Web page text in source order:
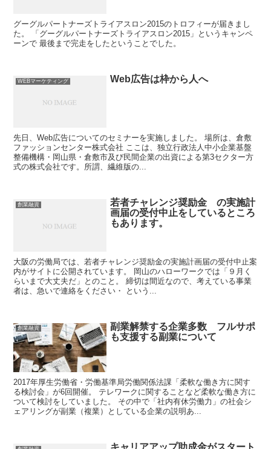
グーグルパートナーズトライアスロン2015のトロフィーが届きまし
た。 「グーグルパートナーズトライアスロン2015」というキャンペ
ーンで 最後まで完走をしたということでした。
WEBマーケティング Web広告は枠から人へ
先日、Web広告についてのセミナーを実施しました。 場所は、倉敷
ファッションセンター株式会社 ここは、独立行政法人中小企業基盤
整備機構・岡山県・倉敷市及び民間企業の出資による第3セクター方
式の株式会社です。所謂、繊維版の...
創業融資
若者チャレンジ奨励金 の実施計
画届の受付中止をしているところ
もあります。
大阪の労働局では、若者チャレンジ奨励金の実施計画届の受付中止案
内がサイトに公開されています。 岡山のハローワークでは「９月く
らいまで大丈夫だ」とのこと。 締切は間近なので、考えている事業
者は、急いで連絡をください・ という...
創業融資
副業解禁する企業多数 フルサポ
も支援する副業について
2017年厚生労働省・労働基準局労働関係法課「柔軟な働き方に関す
る検討会」が6回開催。 テレワークに関することなど柔軟な働き方に
ついて検討をしていました。 その中で「社内有休労働力」の社会シ
ェアリングが副業（複業）としている企業の説明あ...
キャリアアップ助成金がスタート